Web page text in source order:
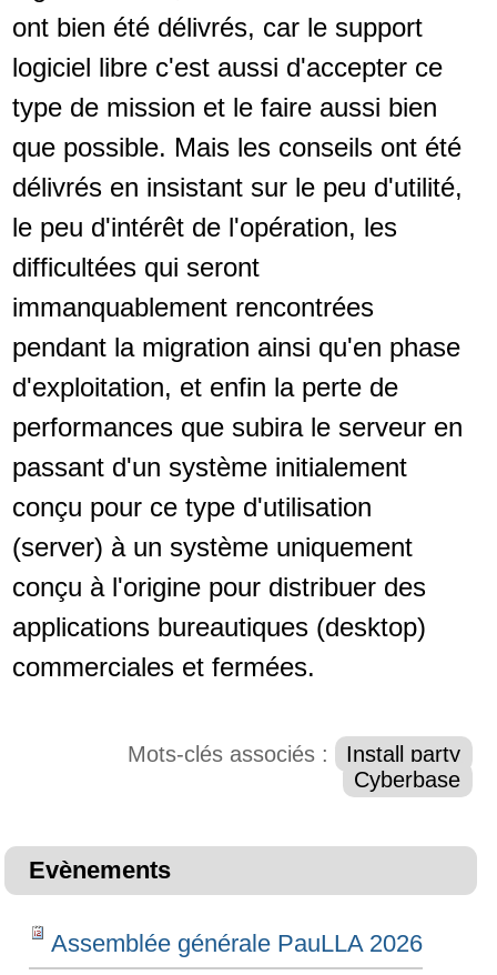
ont bien été délivrés, car le support
logiciel libre c'est aussi d'accepter ce
type de mission et le faire aussi bien
que possible. Mais les conseils ont été
délivrés en insistant sur le peu d'utilité,
le peu d'intérêt de l'opération, les
difficultées qui seront
immanquablement rencontrées
pendant la migration ainsi qu'en phase
d'exploitation, et enfin la perte de
performances que subira le serveur en
passant d'un système initialement
conçu pour ce type d'utilisation
(server) à un système uniquement
conçu à l'origine pour distribuer des
applications bureautiques (desktop)
commerciales et fermées.
Mots-clés associés :
Install party
Cyberbase
Evènements
Assemblée générale PauLLA 2026